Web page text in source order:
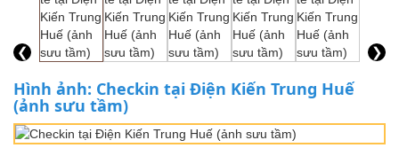
❮ ❯
Hình ảnh: Checkin tại Điện Kiến Trung Huế
(ảnh sưu tầm)